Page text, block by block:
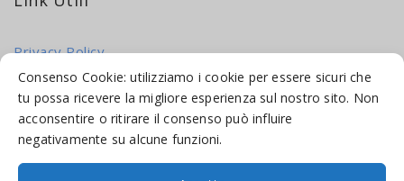
Consenso Cookie: utilizziamo i cookie per essere sicuri che
tu possa ricevere la migliore esperienza sul nostro sito. Non
acconsentire o ritirare il consenso può influire
negativamente su alcune funzioni.
Privacy Policy
Cookie Policy